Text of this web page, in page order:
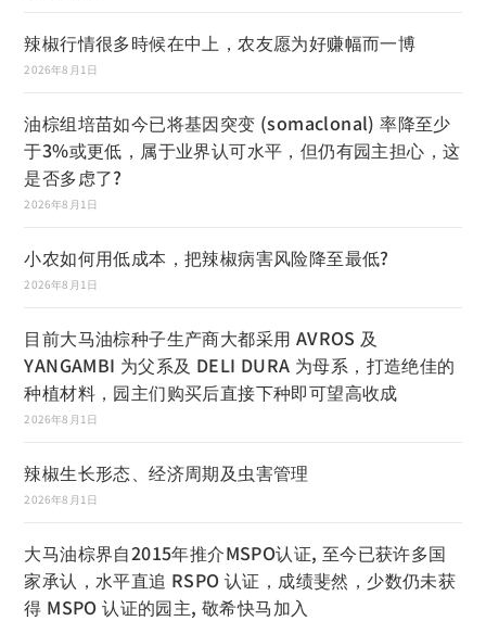
辣椒行情很多時候在中上，农友愿为好赚幅而一博
2026年8月1日
油棕组培苗如今已将基因突变 (somaclonal) 率降至少
于3%或更低，属于业界认可水平，但仍有园主担心，这
是否多虑了?
2026年8月1日
小农如何用低成本，把辣椒病害风险降至最低?
2026年8月1日
目前大马油棕种子生产商大都采用 AVROS 及
YANGAMBI 为父系及 DELI DURA 为母系，打造绝佳的
种植材料，园主们购买后直接下种即可望高收成
2026年8月1日
辣椒生长形态、经济周期及虫害管理
2026年8月1日
大马油棕界自2015年推介MSPO认证, 至今已获许多国
家承认，水平直追 RSPO 认证，成绩斐然，少数仍未获
得 MSPO 认证的园主, 敬希快马加入